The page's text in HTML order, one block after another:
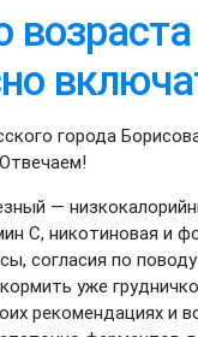
города
—
С, никотиновая и
согласия по
уже
рекомендациях и